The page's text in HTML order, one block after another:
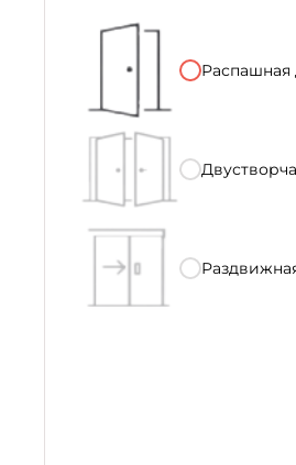
Распашная